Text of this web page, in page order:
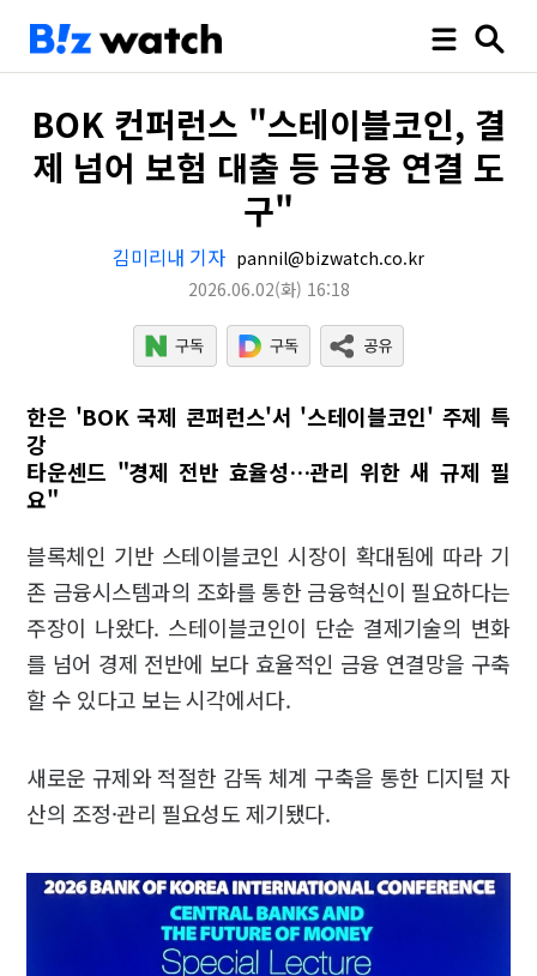
BOK 컨퍼런스 "스테이블코인, 결
제 넘어 보험 대출 등 금융 연결 도
구"
김미리내 기자 pannil@bizwatch.co.kr
2026.06.02(화) 16:18
한은 'BOK 국제 콘퍼런스'서 '스테이블코인' 주제 특
강
타운센드 "경제 전반 효율성…관리 위한 새 규제 필
요"
블록체인 기반 스테이블코인 시장이 확대됨에 따라 기
존 금융시스템과의 조화를 통한 금융혁신이 필요하다는
주장이 나왔다. 스테이블코인이 단순 결제기술의 변화
를 넘어 경제 전반에 보다 효율적인 금융 연결망을 구축
할 수 있다고 보는 시각에서다.
새로운 규제와 적절한 감독 체계 구축을 통한 디지털 자
산의 조정·관리 필요성도 제기됐다.